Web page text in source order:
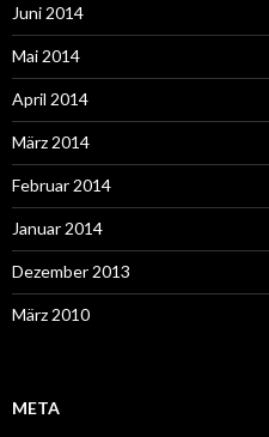
Juni 2014
Mai 2014
April 2014
März 2014
Februar 2014
Januar 2014
Dezember 2013
März 2010
META